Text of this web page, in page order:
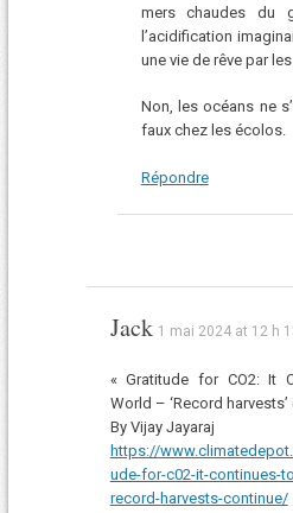
mers chaudes du
l’acidification
une vie de rêve par
Non, les océans ne
faux chez les écolos.
Répondre
Jack 1 mai 2024 at 12 h
« Gratitude for CO2: It
World – ‘Record
By Vijay Jayaraj
https://
ude-for-c02-it-continues-
record-harvests-continue/